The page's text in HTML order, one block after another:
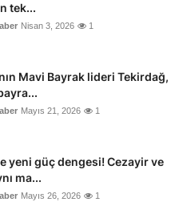
tek...
Nisan 3, 2026 1
Mavi Bayrak lideri Tekirdağ,
Mayıs 21, 2026 1
yeni güç dengesi! Cezayir ve
ma...
Mayıs 26, 2026 1